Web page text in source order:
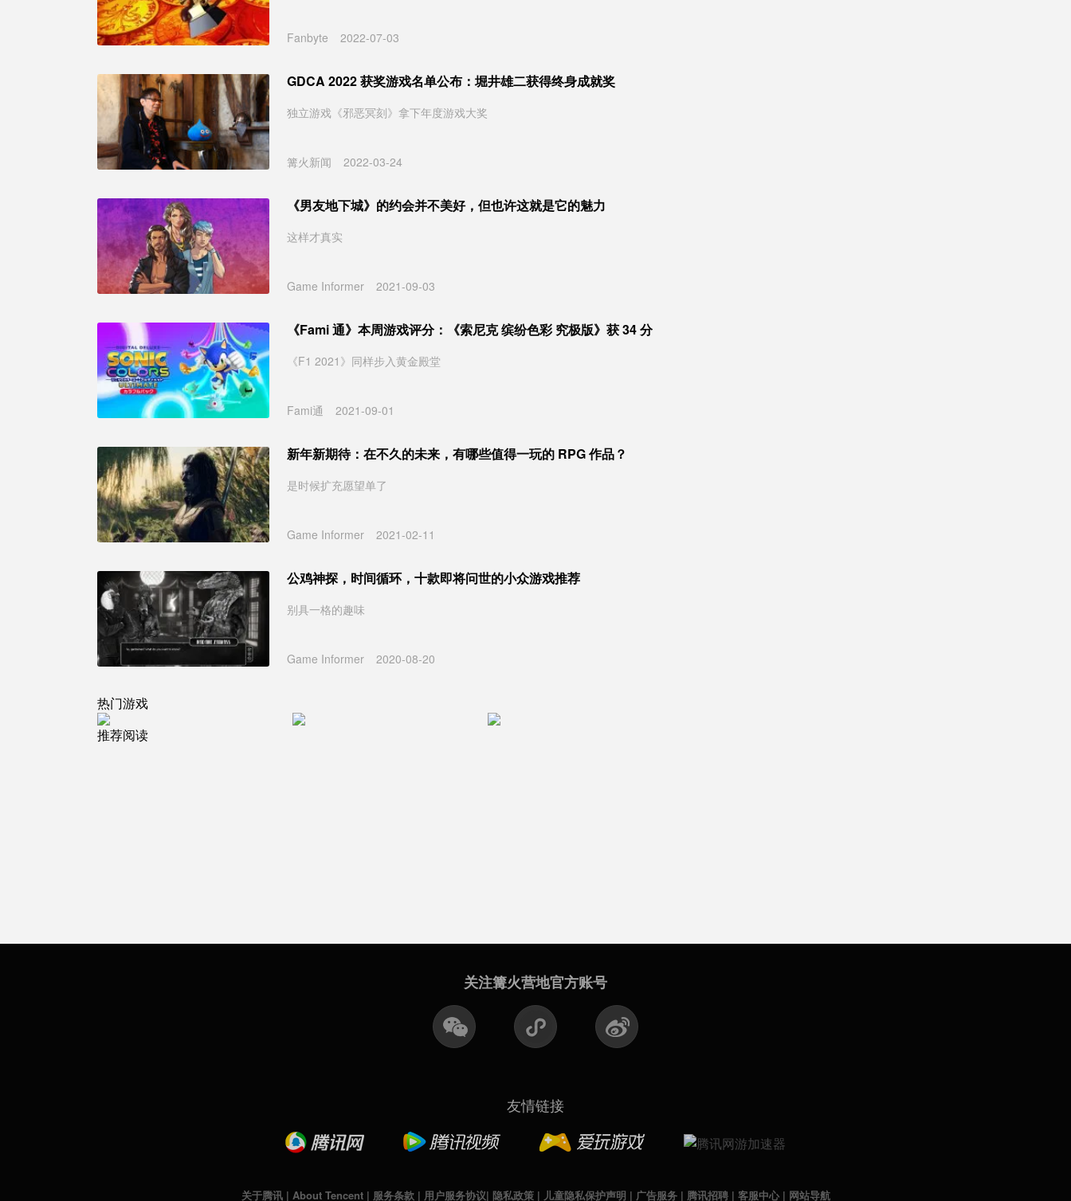
Fanbyte 2022-07-03
GDCA 2022 获奖游戏名单公布：堀井雄二获得终身成就奖
独立游戏《邪恶冥刻》拿下年度游戏大奖
篝火新闻 2022-03-24
《男友地下城》的约会并不美好，但也许这就是它的魅力
这样才真实
Game Informer 2021-09-03
《Fami 通》本周游戏评分：《索尼克 缤纷色彩 究极版》获 34 分
《F1 2021》同样步入黄金殿堂
Fami通 2021-09-01
新年新期待：在不久的未来，有哪些值得一玩的 RPG 作品？
是时候扩充愿望单了
Game Informer 2021-02-11
公鸡神探，时间循环，十款即将问世的小众游戏推荐
别具一格的趣味
Game Informer 2020-08-20
热门游戏
推荐阅读
关注篝火营地官方账号
友情链接
关于腾讯| About Tencent| 服务条款| 用户服务协议| 隐私政策| 儿童隐私保护声明 | 广告服务| 腾讯招聘| 客服中心| 网站导航